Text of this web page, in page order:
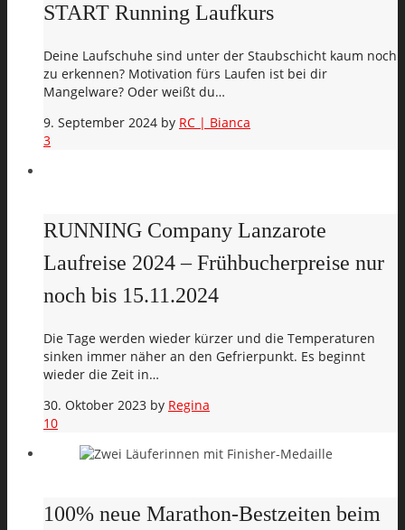
START Running Laufkurs
Deine Laufschuhe sind unter der Staubschicht kaum noch
zu erkennen? Motivation fürs Laufen ist bei dir
Mangelware? Oder weißt du…
9. September 2024 by RC | Bianca
3
RUNNING Company Lanzarote
Laufreise 2024 – Frühbucherpreise nur
noch bis 15.11.2024
Die Tage werden wieder kürzer und die Temperaturen
sinken immer näher an den Gefrierpunkt. Es beginnt
wieder die Zeit in…
30. Oktober 2023 by Regina
10
100% neue Marathon-Bestzeiten beim